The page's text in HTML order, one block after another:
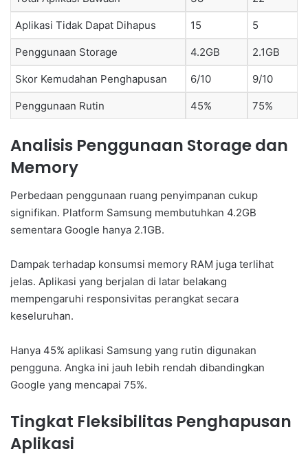
Aplikasi Tidak Dapat Dihapus 15 5
Penggunaan Storage 4.2GB 2.1GB
Skor Kemudahan Penghapusan 6/10 9/10
Penggunaan Rutin 45% 75%
Analisis Penggunaan Storage dan
Memory
Perbedaan penggunaan ruang penyimpanan cukup
signifikan. Platform Samsung membutuhkan 4.2GB
sementara Google hanya 2.1GB.
Dampak terhadap konsumsi memory RAM juga terlihat
jelas. Aplikasi yang berjalan di latar belakang
mempengaruhi responsivitas perangkat secara
keseluruhan.
Hanya 45% aplikasi Samsung yang rutin digunakan
pengguna. Angka ini jauh lebih rendah dibandingkan
Google yang mencapai 75%.
Tingkat Fleksibilitas Penghapusan
Aplikasi